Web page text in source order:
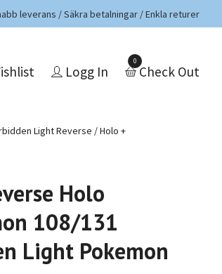
leverans / Säkra betalningar / Enkla returer
Logg In
0
Check Out
Light Reverse / Holo +
Holo
108/131
Light Pokemon